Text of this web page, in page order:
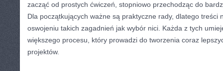
zacząć od prostych ćwiczeń, stopniowo przechodząc do
Dla początkujących ważne są praktyczne rady, dlatego treści
oswojeniu takich zagadnień jak wybór nici. Każda z tych
większego procesu, który prowadzi do tworzenia coraz
projektów.